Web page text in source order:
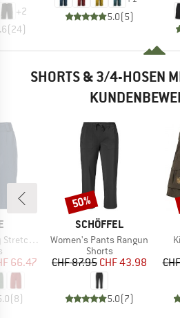
+2
(24)
5.0(5)
SHORTS & 3/4-HOSEN
Shorts II
Preis
66.47
(8)
MARKE
SCHÖFFEL
Artikel
Women's Pants Rangun
Produktgruppe
Shorts
Preis
CHF 87.95 reduzierter Preis
CHF 43.98
5.0(7)
Rabatt
50%